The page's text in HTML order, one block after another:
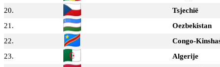
20.
Tsjechië
21.
Oezbekistan
22.
Congo-
23.
Algerije